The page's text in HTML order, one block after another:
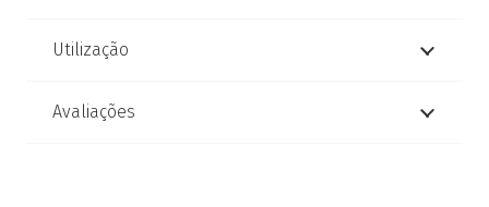
Utilização
Avaliações